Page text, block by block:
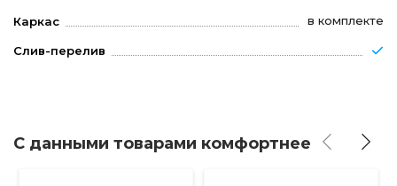
Каркас в комплекте
Слив-перелив
С данными товарами комфортнее